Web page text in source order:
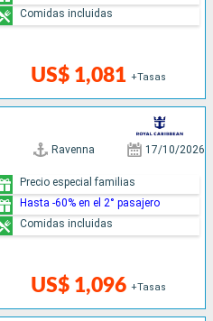
US$ 1,081 +Tasas
Comidas incluidas
Ravenna 17/10/2026
US$ 1,096 +Tasas
Precio especial familias
Hasta -60% en el 2° pasajero
Comidas incluidas